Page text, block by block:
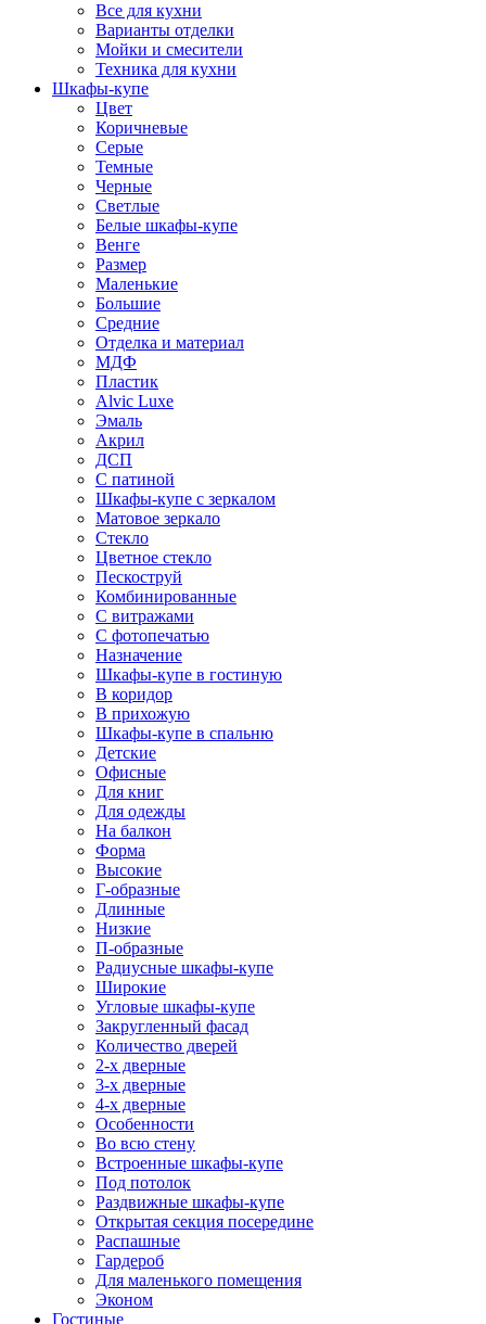
Все для кухни
Варианты отделки
Мойки и смесители
Техника для кухни
Шкафы-купе
Цвет
Коричневые
Серые
Темные
Черные
Светлые
Белые шкафы-купе
Венге
Размер
Маленькие
Большие
Средние
Отделка и материал
МДФ
Пластик
Alvic Luxe
Эмаль
Акрил
ДСП
С патиной
Шкафы-купе с зеркалом
Матовое зеркало
Стекло
Цветное стекло
Пескоструй
Комбинированные
С витражами
С фотопечатью
Назначение
Шкафы-купе в гостиную
В коридор
В прихожую
Шкафы-купе в спальню
Детские
Офисные
Для книг
Для одежды
На балкон
Форма
Высокие
Г-образные
Длинные
Низкие
П-образные
Радиусные шкафы-купе
Широкие
Угловые шкафы-купе
Закругленный фасад
Количество дверей
2-х дверные
3-х дверные
4-х дверные
Особенности
Во всю стену
Встроенные шкафы-купе
Под потолок
Раздвижные шкафы-купе
Открытая секция посередине
Распашные
Гардероб
Для маленького помещения
Эконом
Гостиные